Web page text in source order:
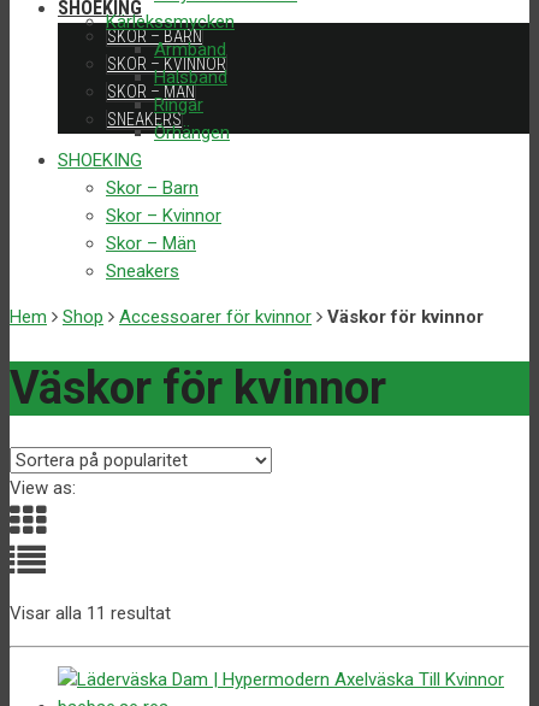
SHOEKING
SKOR – BARN
SKOR – KVINNOR
SKOR – MÄN
SNEAKERS
Kärlekssmycken
Armband
Halsband
Ringar
Örhängen
SHOEKING
Skor – Barn
Skor – Kvinnor
Skor – Män
Sneakers
Hem Shop Accessoarer för kvinnor Väskor för kvinnor
Väskor för kvinnor
View as:
Visar alla 11 resultat